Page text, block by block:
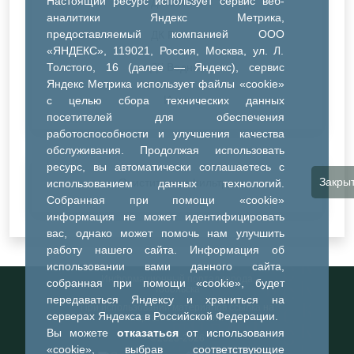
аналитики Яндекс Метрика,
предоставляемый компанией ООО
«ЯНДЕКС», 119021, Россия, Москва, ул. Л.
Толстого, 16 (далее — Яндекс), сервис
Яндекс Метрика использует файлы «cookie»
с целью сбора технических данных
посетителей для обеспечения
работоспособности и улучшения качества
обслуживания. Продолжая использовать
ресурс, вы автоматически соглашаетесь с
использованием данных технологий.
Собранная при помощи «cookie»
информация не может идентифицировать
вас, однако может помочь нам улучшить
работу нашего сайта. Информация об
использовании вами данного сайта,
собранная при помощи «cookie», будет
передаваться Яндексу и храниться на
серверах Яндекса в Российской Федерации.
Вы можете отказатьсяот использования
«cookie», выбрав соответствующие
ДК Речник
ДК Водник
Иное
Очистить все фильтры
Информационный портал города
Тобольска
При использовании материалов ссылка на
портал обязательна
©2023-2026